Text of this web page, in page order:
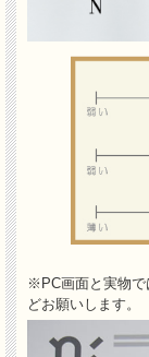
※PC画面と実物で
どお願いします。